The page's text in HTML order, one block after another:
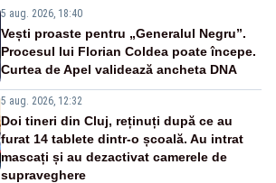
5 aug. 2026, 18:40
Vești proaste pentru „Generalul Negru”.
Procesul lui Florian Coldea poate începe.
Curtea de Apel validează ancheta DNA
5 aug. 2026, 12:32
Doi tineri din Cluj, reținuți după ce au
furat 14 tablete dintr-o școală. Au intrat
mascați și au dezactivat camerele de
supraveghere